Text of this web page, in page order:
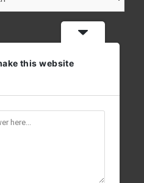
this website